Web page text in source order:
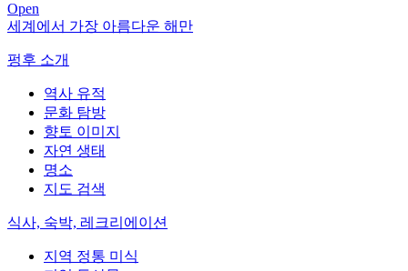
Open
세계에서 가장 아름다운 해만
펑후 소개
역사 유적
문화 탐방
향토 이미지
자연 생태
명소
지도 검색
식사, 숙박, 레크리에이션
지역 정통 미식